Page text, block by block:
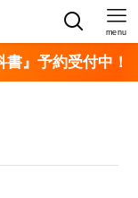
menu
』予約受付中！